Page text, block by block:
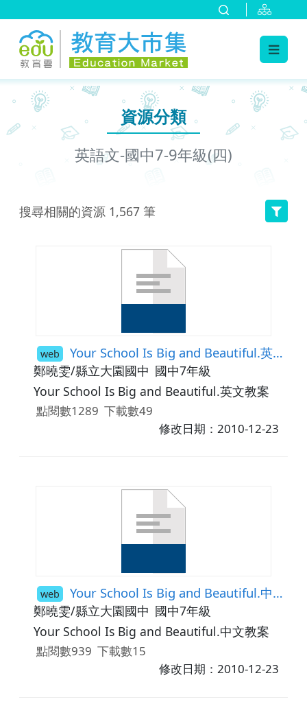
資源分類
英語文-國中7-9年級(四)
搜尋相關的資源 1,567 筆
web Your School Is Big and Beautiful.英文教案
鄭曉雯/縣立大園國中 國中7年級
Your School Is Big and Beautiful.英文教案
點閱數1289 下載數49
修改日期：2010-12-23
web Your School Is Big and Beautiful.中文教案
鄭曉雯/縣立大園國中 國中7年級
Your School Is Big and Beautiful.中文教案
點閱數939 下載數15
修改日期：2010-12-23